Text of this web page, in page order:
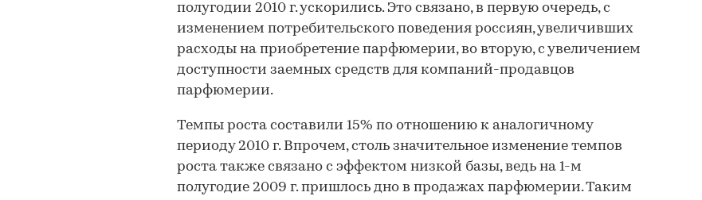
полугодии 2010 г. ускорились. Это связано, в первую очередь, с
изменением потребительского поведения россиян, увеличивших
расходы на приобретение парфюмерии, во вторую, с увеличением
доступности заемных средств для компаний-продавцов
парфюмерии.
Темпы роста составили 15% по отношению к аналогичному
периоду 2010 г. Впрочем, столь значительное изменение темпов
роста также связано с эффектом низкой базы, ведь на 1-м
полугодие 2009 г. пришлось дно в продажах парфюмерии. Таким